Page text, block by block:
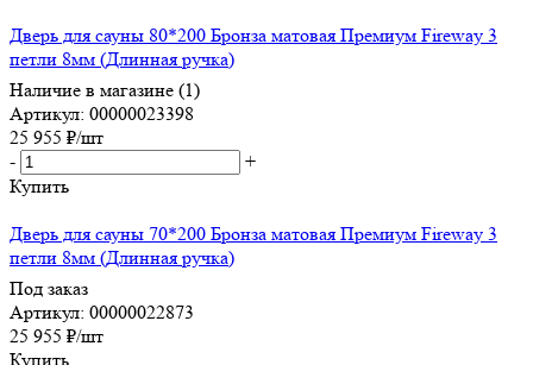
Дверь для сауны 80*200 Бронза матовая Премиум Fireway 3
петли 8мм (Длинная ручка)
Наличие в магазине (1)
Артикул: 00000023398
25 955 ₽/шт
-
+
Купить
Дверь для сауны 70*200 Бронза матовая Премиум Fireway 3
петли 8мм (Длинная ручка)
Под заказ
Артикул: 00000022873
25 955 ₽/шт
Купить